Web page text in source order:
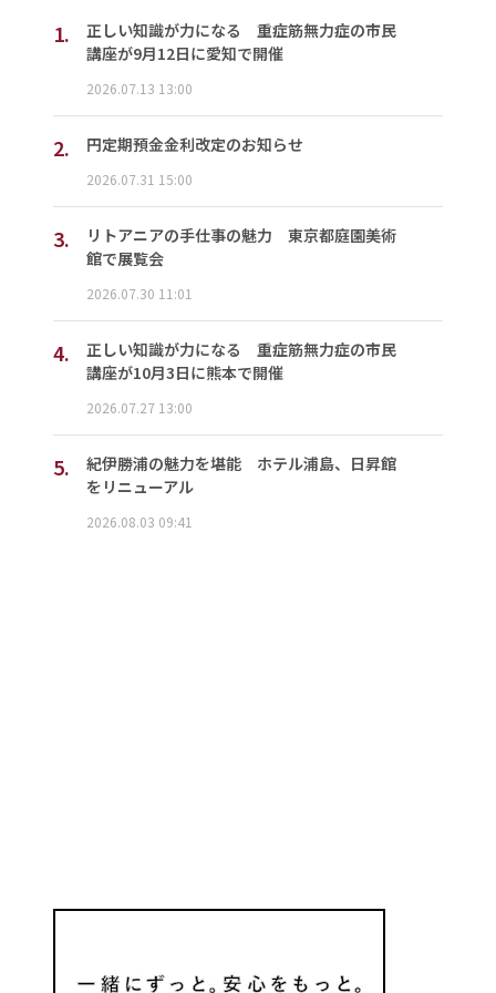
1.
正しい知識が力になる 重症筋無力症の市民
講座が9月12日に愛知で開催
2026.07.13 13:00
2. 円定期預金金利改定のお知らせ
2026.07.31 15:00
3.
リトアニアの手仕事の魅力 東京都庭園美術
館で展覧会
2026.07.30 11:01
4.
正しい知識が力になる 重症筋無力症の市民
講座が10月3日に熊本で開催
2026.07.27 13:00
5.
紀伊勝浦の魅力を堪能 ホテル浦島、日昇館
をリニューアル
2026.08.03 09:41